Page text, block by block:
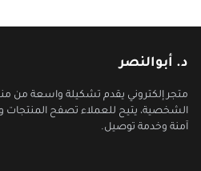
د. أبوالنصر
متجر إلكتروني يقدم تشكيلة واسعة من
الشخصية، يتيح للعملاء تصفح المنتجات
آمنة وخدمة توصيل.